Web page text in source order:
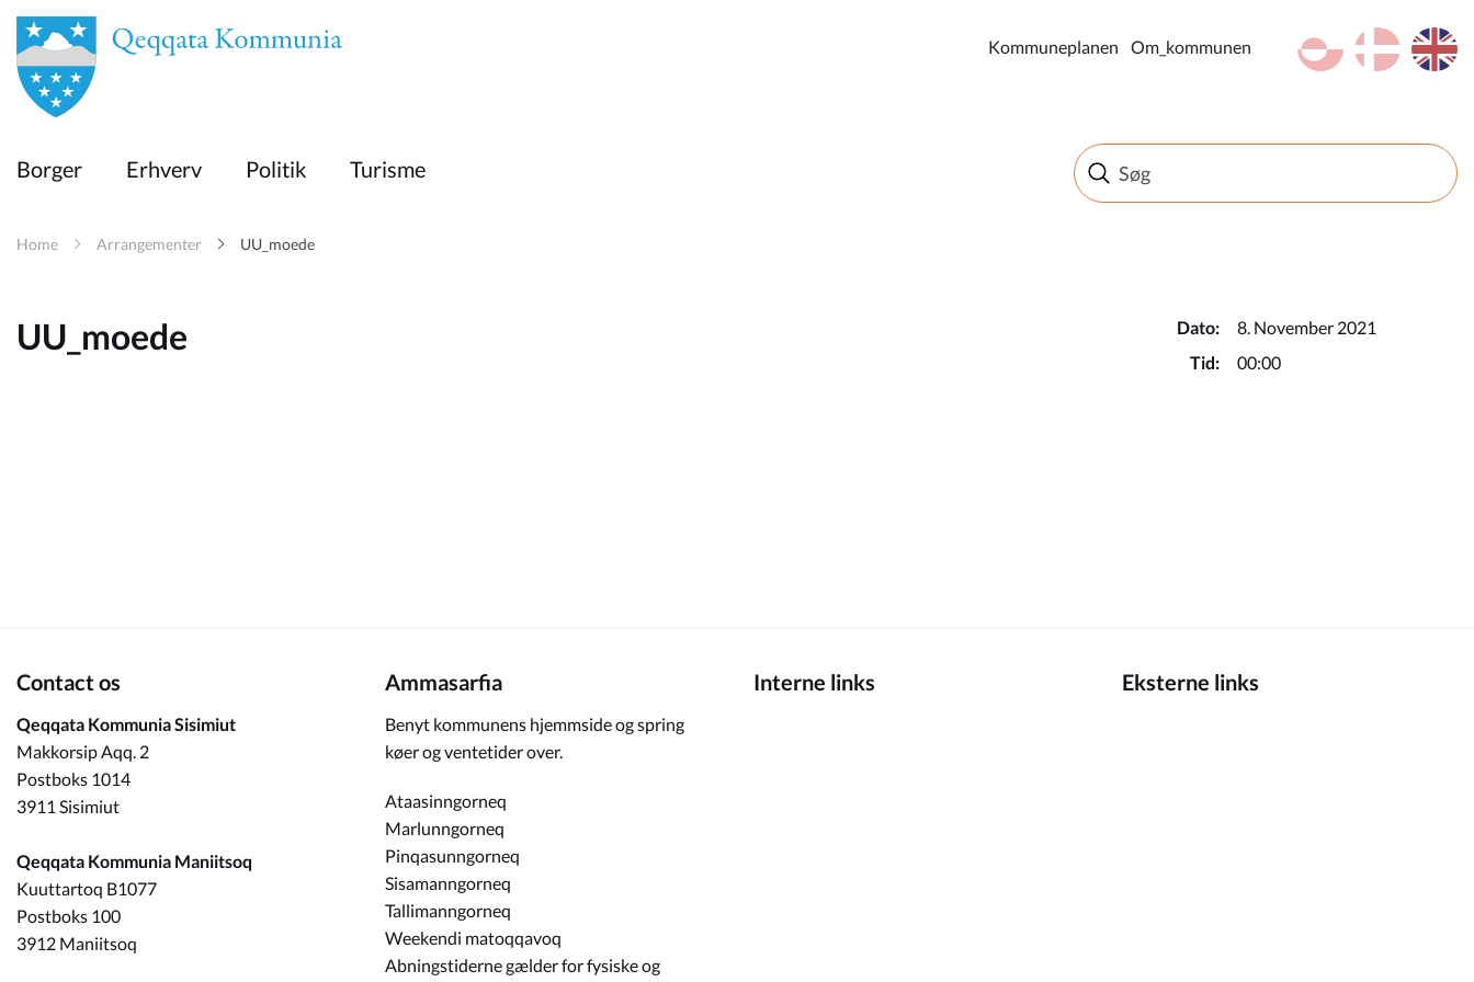
en
Borger
Erhverv
Turisme
en
da
kl-GL
Kommuneplanen Om_kommunen
Borger Erhverv Politik Turisme
Home Arrangementer UU_moede
UU_moede Dato:
8. November 2021
Tid:
00:00
Contact os
Qeqqata Kommunia Sisimiut
Makkorsip Aqq. 2
Postboks 1014
3911 Sisimiut
Qeqqata Kommunia Maniitsoq
Kuuttartoq B1077
Postboks 100
3912 Maniitsoq
Ammasarfia
Benyt kommunens hjemmside og spring
køer og ventetider over.
Ataasinngorneq
Marlunngorneq
Pinqasunngorneq
Sisamanngorneq
Tallimanngorneq
Weekendi matoqqavoq
Abningstiderne gælder for fysiske og
Interne links Eksterne links